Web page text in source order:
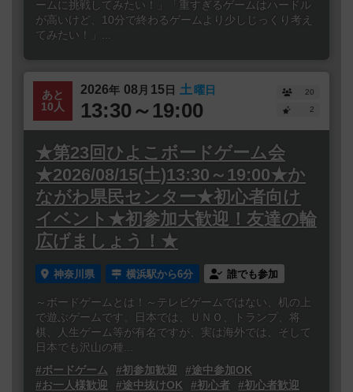
ームに挑戦してみたい！」「重すぎるゲームはハードル
が高いけど、10分で終わるゲームより少しじっくり考え
てみたい！」...
あと
10人
2026年 08 月 15日 土曜日
13:30～19:00
20
2
★第23回ひよこボードゲーム会
★2026/08/15(土)13:30～19:00★か
ながわ県民センター★初心者向け
イベント★初参加大歓迎！友達の輪
広げましょう！★
神奈川県 横浜駅から6分 誰でも参加
～ボードゲームとは！～テレビゲームではない、机の上
で遊ぶゲームです。日本では、ＵＮＯ、トランプ、将
棋、人生ゲーム等が有名ですが、実は海外では、そして
日本でも沢山の種...
#ボードゲーム
#初参加歓迎
#途中参加OK
#お一人様歓迎
#途中抜けOK #初心者
#初心者歓迎